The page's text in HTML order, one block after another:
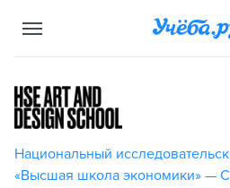
Национальный
«Высшая школа экономики» —